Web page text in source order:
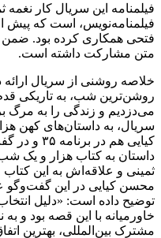
فیلمنامه این سریال کار نغمه
فیلمنامه‌نویس، است که پیش
فتحی همکاری کرده بود.
متن مشارکت داشته است.
خلاصه روشنی از سریال ارائه
روشن‌ترین شب، به تاریکی
می‌دزدیم و زندگی را به مرگ
سریال، به داستان‌های کهن
کیایی هم
داستان به کتاب هزار و یک
ثمینی و علاقه‌اش به این کتاب
محسن کیایی در این گفت‌وگو
توضیح داده است: «دلیل
خاورمیانه با این قصه بود و
مشترک بین‌المللی، بهترین